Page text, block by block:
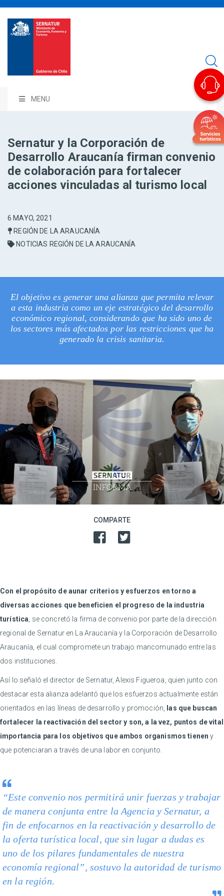
MENU
Sernatur y la Corporación de
Desarrollo Araucanía firman convenio
de colaboración para fortalecer
acciones vinculadas al turismo local
6 MAYO, 2021
REGIÓN DE LA ARAUCANÍA
NOTICIAS REGIÓN DE LA ARAUCANÍA
El objetivo es generar una alianza que permita relevar
a esta industria como un eje estratégico del desarrollo
económico regional, considerando que ha sido uno de
los sectores más afectados por las restricciones que ha
generado la crisis sanitaria.
COMPARTE
Con el propósito de aunar criterios y esfuerzos en torno a
diversas acciones que beneficien el progreso de la industria
turística , se concretó la firma de convenio por parte de la dirección
regional de Sernatur en La Araucanía y la Corporación de Desarrollo
Araucanía, el cual compromete un trabajo mancomunado entre las
dos instituciones.
Así lo señaló el director de Sernatur, Alexis Figueroa, quien junto con
destacar esta alianza adelantó que los esfuerzos actualmente están
orientados en las líneas de desarrollo y promoción,
las que buscan
fortalecer la reactivación del sector y son, a la vez, puntos de vital
importancia para los objetivos que ambos organismos tienen y
que potenciaran a través de una labor en conjunto.
“Este convenio nos permitirá unir fuerzas y trabajar
de manera conjunta entre la Agencia y Sernatur, a
fin de enfocarnos en la reactivación y desarrollo de
la oferta turística local, que sin lugar a dudas es
uno de los pilares fundamentales de nuestra
economía regional”, sostuvo la autoridad de turismo
en la región.